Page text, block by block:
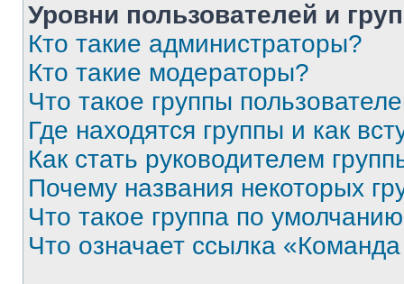
Уровни пользователей и
Кто такие администраторы?
Кто такие модераторы?
Что такое группы
Где находятся группы и как
Как стать руководителем
Почему названия некоторых
Что такое группа по
Что означает ссылка